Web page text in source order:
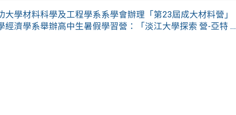
大學材料科學及工程學系系學會辦理「第23屆成大材料營」
經濟學系舉辦高中生暑假學習營：「淡江大學探索 營-亞特 ...